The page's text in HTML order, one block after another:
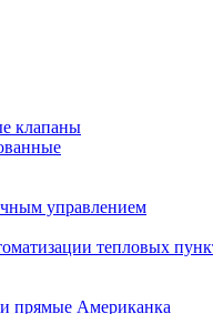
клапаны
управлением
тепловых
прямые Американка